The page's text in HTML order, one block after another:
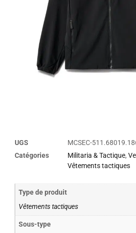
UGS
MCSEC-
Catégories
Militaria & Tactique,
Vêtements tactiques
Type de produit
Vêtements tactiques
Sous-type